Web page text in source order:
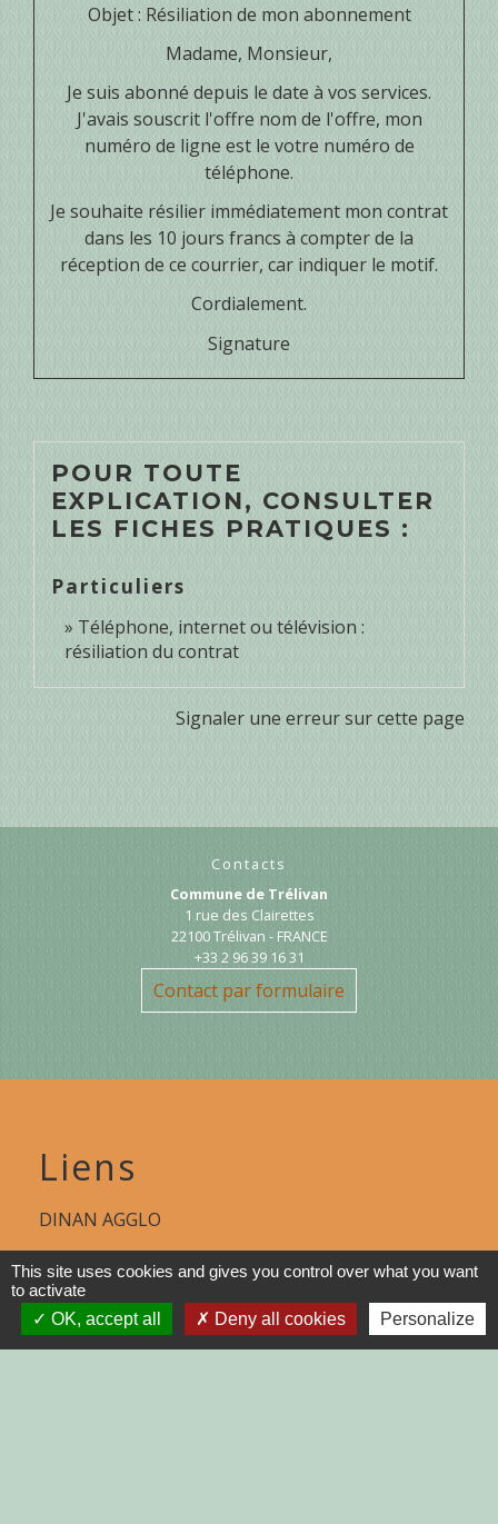
Objet : Résiliation de mon abonnement
Madame, Monsieur,
Je suis abonné depuis le date à vos services.
J'avais souscrit l'offre nom de l'offre, mon
numéro de ligne est levotre numéro de
téléphone.
Je souhaite résilier immédiatement mon contrat
dans les 10 jours francs à compter de la
réception de ce courrier, car indiquer le motif.
Cordialement.
Signature
POUR TOUTE
EXPLICATION, CONSULTER
LES FICHES PRATIQUES :
Particuliers
Téléphone, internet ou télévision :
résiliation du contrat
Signaler une erreur sur cette page
Contacts
Commune de Trélivan
1 rue des Clairettes
22100 Trélivan - FRANCE
+33 2 96 39 16 31
Contact par formulaire
Liens
DINAN AGGLO
CINEMAS DINAN
COTES D'ARMOR
REGION BRETAGNE
This site uses cookies and gives you control over what you want
to activate
OK, accept all
Deny all cookies Personalize